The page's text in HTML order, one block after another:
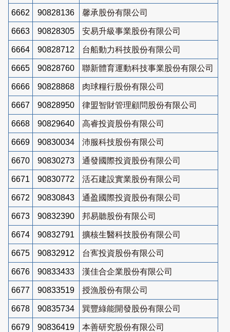
6662 90828136 馨承股份有限公司
6663 90828305 安易升級事業股份有限公司
6664 90828712 台船動力科技股份有限公司
6665 90828760 聯新體育運動科技事業股份有限公司
6666 90828868 肉球糧行股份有限公司
6667 90828950 律盟智財管理顧問股份有限公司
6668 90829640 高睿投資股份有限公司
6669 90830034 沛服科技股份有限公司
6670 90830273 通發國際投資股份有限公司
6671 90830772 活石建設實業股份有限公司
6672 90830843 通盈國際投資股份有限公司
6673 90832390 邦易聽股份有限公司
6674 90832791 擴核生醫科技股份有限公司
6675 90832912 台寯投資股份有限公司
6676 90833433 漢佳合企業股份有限公司
6677 90833519 授漁股份有限公司
6678 90835734 巽豐綠能開發股份有限公司
6679 90836419 本善研究股份有限公司